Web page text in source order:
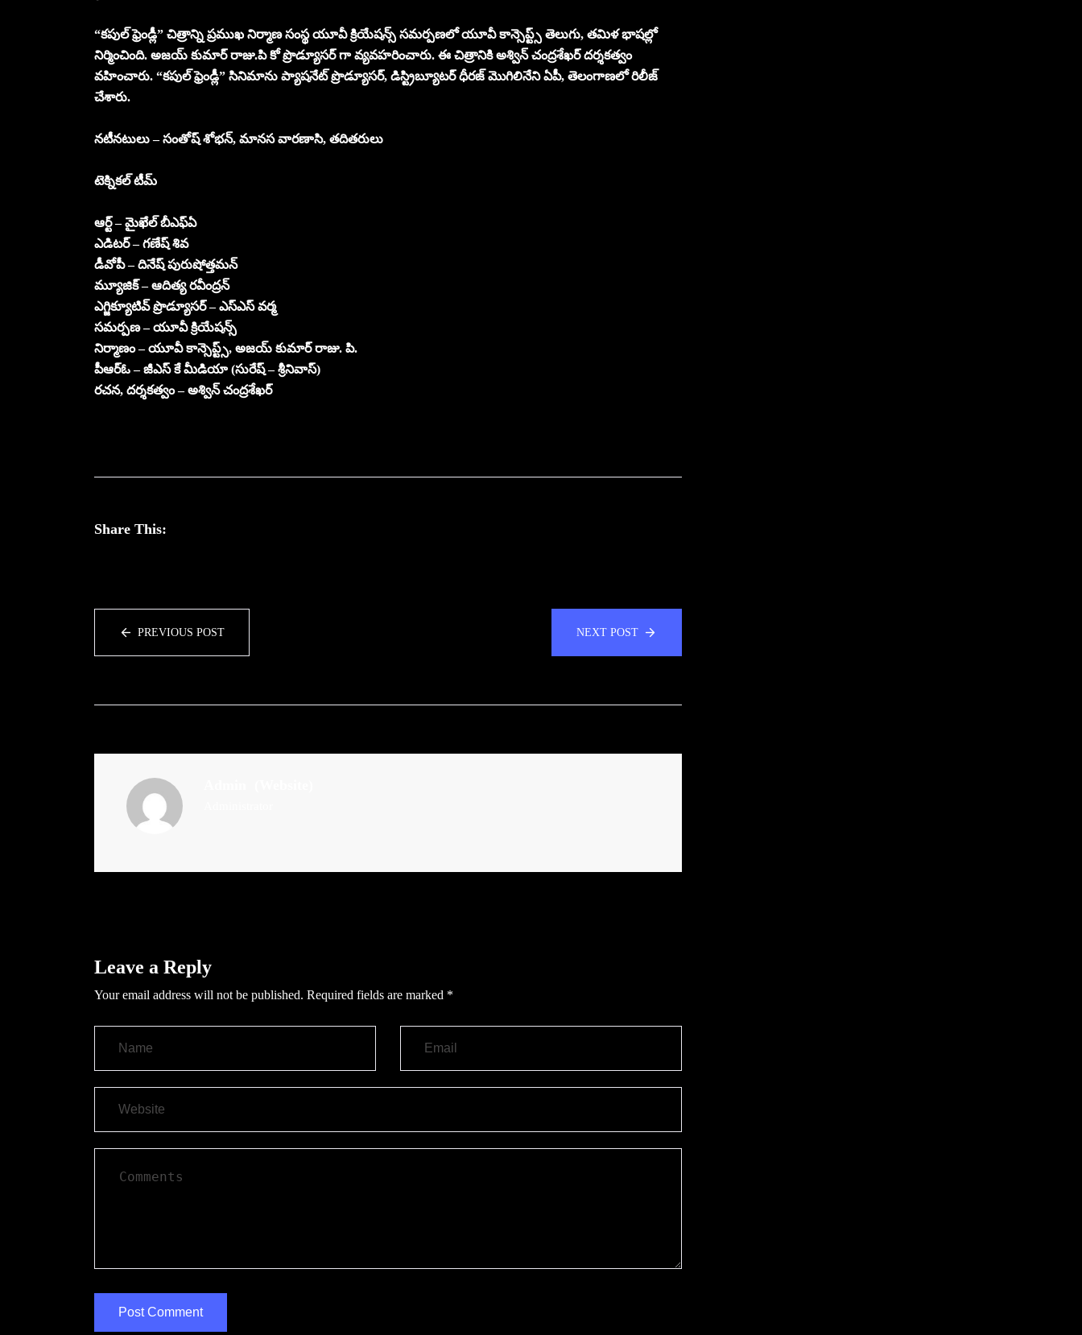
“కపుల్ ఫ్రెండ్లీ” చిత్రాన్ని ప్రముఖ నిర్మాణ సంస్థ యూవీ క్రియేషన్స్ సమర్పణలో యూవీ కాన్సెప్ట్స్ తెలుగు, తమిళ భాషల్లో
నిర్మించింది. అజయ్ కుమార్ రాజు.పి కో ప్రొడ్యూసర్ గా వ్యవహరించారు. ఈ చిత్రానికి అశ్విన్ చంద్రశేఖర్ దర్శకత్వం
వహించారు. “కపుల్ ఫ్రెండ్లీ” సినిమాను ప్యాషనేట్ ప్రొడ్యూసర్, డిస్ట్రిబ్యూటర్ ధీరజ్ మొగిలినేని ఏపీ, తెలంగాణలో రిలీజ్
చేశారు.
నటీనటులు – సంతోష్ శోభన్, మానస వారణాసి, తదితరులు
టెక్నికల్ టీమ్
ఆర్ట్ – మైఖేల్ బీఎఫ్ఏ
ఎడిటర్ – గణేష్ శివ
డీవోపీ – దినేష్ పురుషోత్తమన్
మ్యూజిక్ – ఆదిత్య రవీంద్రన్
ఎగ్జిక్యూటివ్ ప్రొడ్యూసర్ – ఎస్ఎస్ వర్మ
సమర్పణ – యూవీ క్రియేషన్స్
నిర్మాణం – యూవీ కాన్సెప్ట్స్, అజయ్ కుమార్ రాజు. పి.
పీఆర్ఓ – జీఎస్ కే మీడియా (సురేష్ – శ్రీనివాస్)
రచన, దర్శకత్వం – అశ్విన్ చంద్రశేఖర్
Share This:
PREVIOUS POST NEXT POST
Leave a Reply
Your email address will not be published. Required fields are marked *